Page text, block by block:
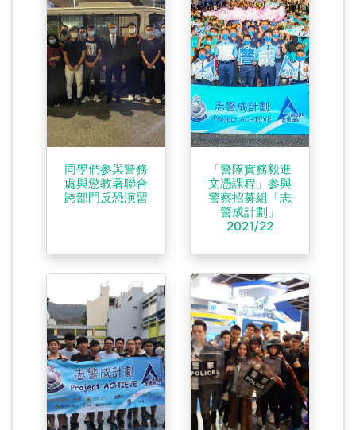
同學們参與警務
處與懲教署聯合
跨部門反恐演習
「警隊實務毅進
文憑課程」参與
警察招募組「志
警成計劃」
2021/22